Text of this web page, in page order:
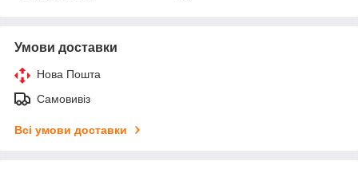
Умови доставки
Нова Пошта
Самовивіз
Всі умови доставки